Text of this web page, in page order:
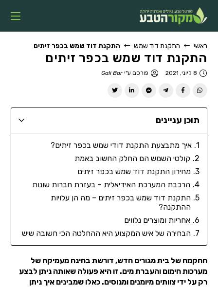
ראשי התקנת דוד שמש התקנת דוד שמש בכפר זיתים
התקנת דוד שמש בכפר זיתים
8 ליוני, 2021 פורסם ע"יGali Bar
תוכן עניינים
איך מתבצעת התקנת דודי שמש בכפר זיתים?
קולטי השמש הם החלק החשוב באמת
מחירון התקנת דוד שמש בכפר זיתים
הרכבת המערכת האידיאלית – בעזרת חברות שונות
התקנת דוד שמש בכפר זיתים – מה הן עלויות
ההתקנה?
אחריות ומוצרים נלווים
הבחירה של איש המקצוע היא ההחלטה הכי חשובה שיש
ההקמה של בית מגורים חדש, דורשת בחינה מעמיקה של
מערכות חימום והעברת מים. זו היא פעולה שאותה ניתן לבצע
רק על ידי צוותים מיומנים ומנוסים. כאלו שמבינים איך ניתן